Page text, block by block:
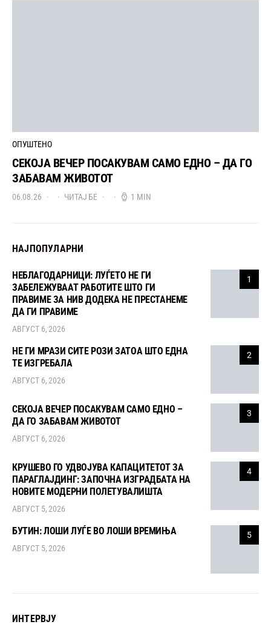
ОПУШТЕНО
СЕКОЈА ВЕЧЕР ПОСАКУВАМ САМО ЕДНО – ДА ГО
ЗАБАВАМ ЖИВОТОТ
06.08.26 ЧИТАЈ БЕ 1 MIN
НАЈПОПУЛАРНИ
1
НЕБЛАГОДАРНИЦИ: ЛУЃЕТО НЕ ГИ
ЗАБЕЛЕЖУВААТ РАБОТИТЕ ШТО ГИ
ПРАВИМЕ ЗА НИВ ДОДЕКА НЕ ПРЕСТАНЕМЕ
ДА ГИ ПРАВИМЕ
АВГУСТ 6, 2026
2
НЕ ГИ МРАЗИ СИТЕ РОЗИ ЗАТОА ШТО ЕДНА
ТЕ ИЗГРЕБАЛА
АВГУСТ 6, 2026
3
СЕКОЈА ВЕЧЕР ПОСАКУВАМ САМО ЕДНО –
ДА ГО ЗАБАВАМ ЖИВОТОТ
АВГУСТ 6, 2026
4
КРУШЕВО ГО УДВОЈУВА КАПАЦИТЕТОТ ЗА
ПАРАГЛАЈДИНГ: ЗАПОЧНА ИЗГРАДБАТА НА
НОВИТЕ МОДЕРНИ ПОЛЕТУВАЛИШТА
АВГУСТ 5, 2026
5
БУТИН: ЛОШИ ЛУЃЕ ВО ЛОШИ ВРЕМИЊА
АВГУСТ 5, 2026
ИНТЕРВЈУ